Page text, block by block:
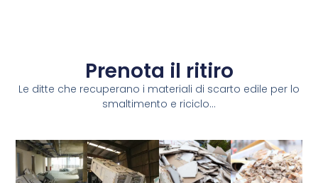
Prenota il ritiro
Le ditte che recuperano i materiali di scarto edile per lo
smaltimento e riciclo...